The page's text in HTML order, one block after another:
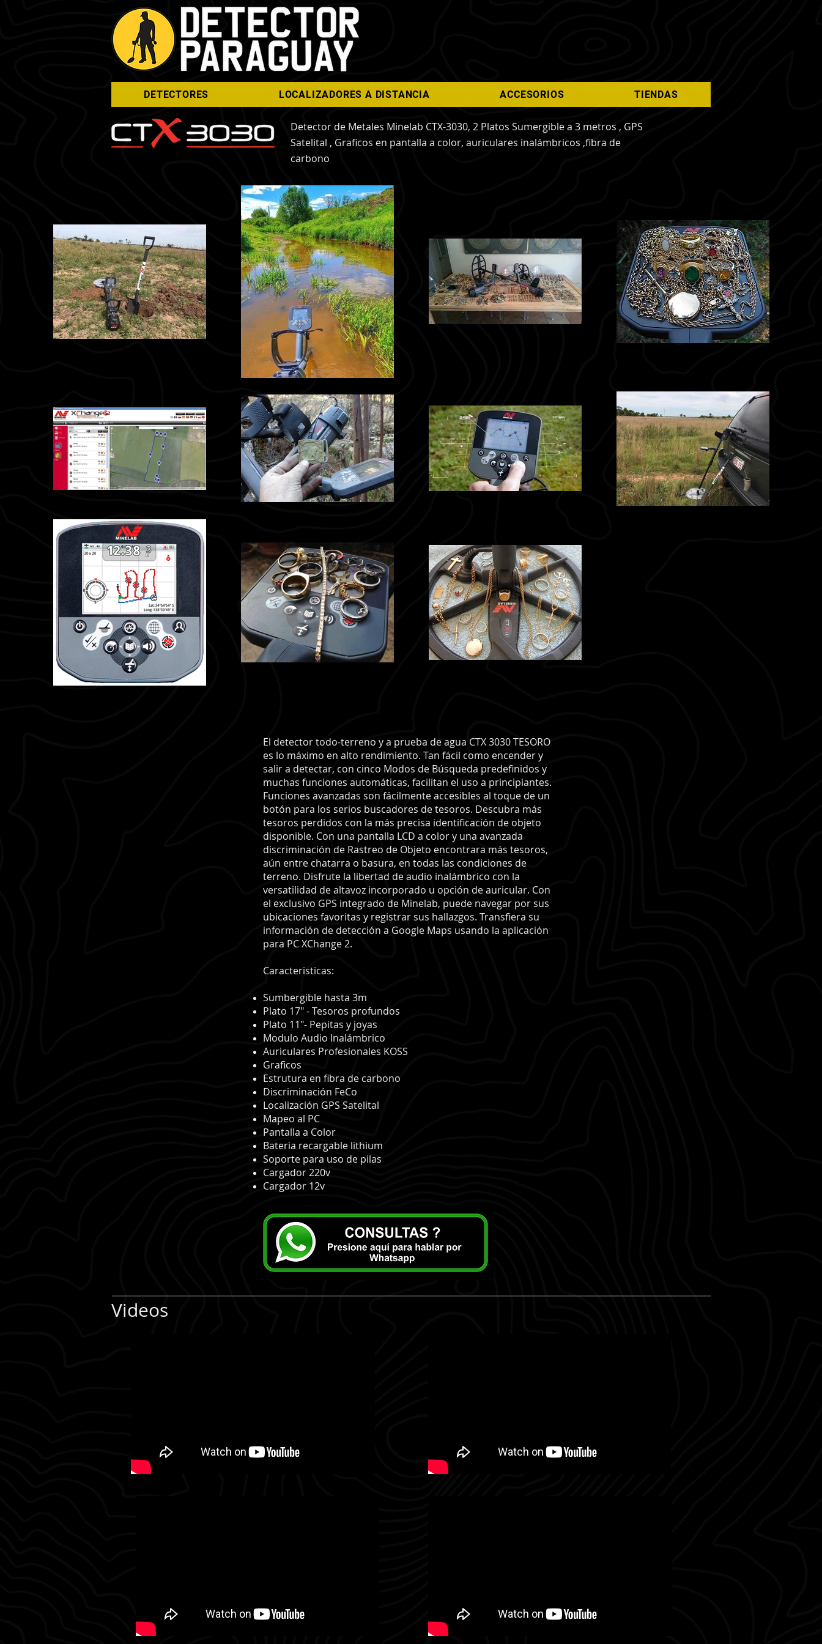
DETECTORES LOCALIZADORES A DISTANCIA ACCESORIOS TIENDAS
Detector de Metales Minelab CTX-3030, 2 Platos Sumergible a 3 metros , GPS
Satelital , Graficos en pantalla a color, auriculares inalámbricos ,fibra de
carbono
El detector todo-terreno y a prueba de agua CTX 3030 TESORO
es lo máximo en alto rendimiento. Tan fácil como encender y
salir a detectar, con cinco Modos de Búsqueda predefinidos y
muchas funciones automáticas, facilitan el uso a principiantes.
Funciones avanzadas son fácilmente accesibles al toque de un
botón para los serios buscadores de tesoros. Descubra más
tesoros perdidos con la más precisa identificación de objeto
disponible. Con una pantalla LCD a color y una avanzada
discriminación de Rastreo de Objeto encontrara más tesoros,
aún entre chatarra o basura, en todas las condiciones de
terreno. Disfrute la libertad de audio inalámbrico con la
versatilidad de altavoz incorporado u opción de auricular. Con
el exclusivo GPS integrado de Minelab, puede navegar por sus
ubicaciones favoritas y registrar sus hallazgos. Transfiera su
información de detección a Google Maps usando la aplicación
para PC XChange 2.
Caracteristicas:
Sumbergible hasta 3m
Plato 17" - Tesoros profundos
Plato 11"- Pepitas y joyas
Modulo Audio Inalámbrico
Auriculares Profesionales KOSS
Graficos
Estrutura en fibra de carbono
Discriminación FeCo
Localización GPS Satelital
Mapeo al PC
Pantalla a Color
Bateria recargable lithium
Soporte para uso de pilas
Cargador 220v
Cargador 12v
Videos